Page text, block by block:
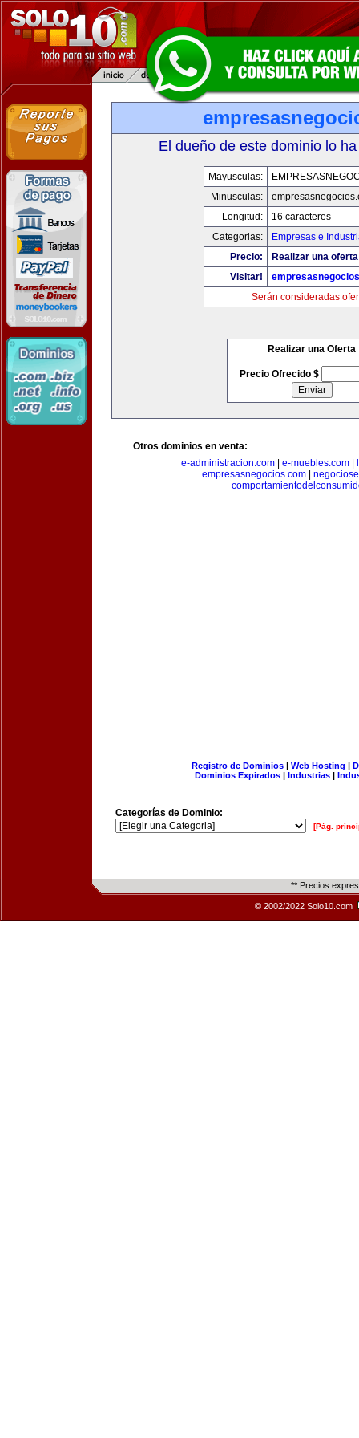
El dueño de este dominio lo
Mayusculas:
Minusculas:
Longitud:
16 caracteres
Categorias:
Empresas e
Precio:
Realizar una
Visitar!
Serán consideradas
Realizar una Oferta
Precio Ofrecido $
Otros dominios en venta:
e-administracion.com| e-muebles.com|
empresasnegocios.com|
Registro de Dominios| Web Hosting |
Dominios Expirados | Industrias |
Categorías de Dominio:
[Pág.
** Precios
© 2002/2022 Solo10.com